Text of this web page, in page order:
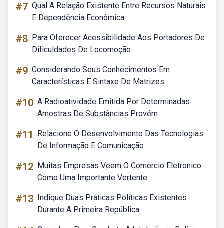
#7 Qual A Relação Existente Entre Recursos Naturais
E Dependência Econômica
#8 Para Oferecer Acessibilidade Aos Portadores De
Dificuldades De Locomoção
#9 Considerando Seus Conhecimentos Em
Características E Sintaxe De Matrizes
#10 A Radioatividade Emitida Por Determinadas
Amostras De Substâncias Provém
#11
Relacione O Desenvolvimento Das Tecnologias
De Informação E Comunicação
#12 Muitas Empresas Veem O Comercio Eletronico
Como Uma Importante Vertente
#13 Indique Duas Práticas Políticas Existentes
Durante A Primeira República